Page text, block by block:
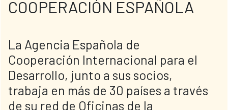
COOPERACIÓN ESPAÑOLA
​​​La Agencia Española de
Cooperación Internacional para el
Desarrollo, junto a sus socios,
trabaja en más de 30 países a través
de su red de Oficinas de la